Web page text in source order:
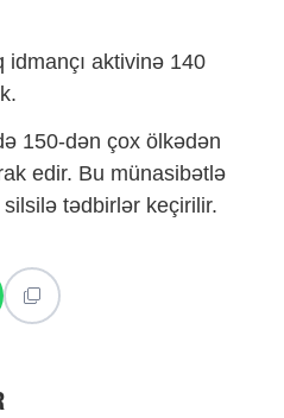
aktivinə 140
150-dən çox ölkədən
edir. Bu münasibətlə
tədbirlər keçirilir.